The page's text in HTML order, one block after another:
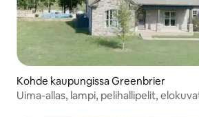
Kohde kaupungissa Greenbrier
Uima-allas, lampi, pelihallipelit,